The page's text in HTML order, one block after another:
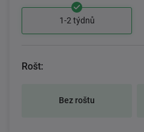
1-2 týdnů
Rošt:
Bez roštu